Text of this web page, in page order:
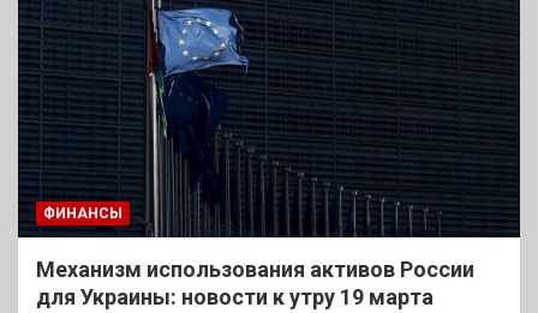
ФИНАНСЫ
Механизм использования активов России
для Украины: новости к утру 19 марта